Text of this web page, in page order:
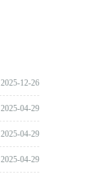
2025-12-26
2025-04-29
2025-04-29
2025-04-29